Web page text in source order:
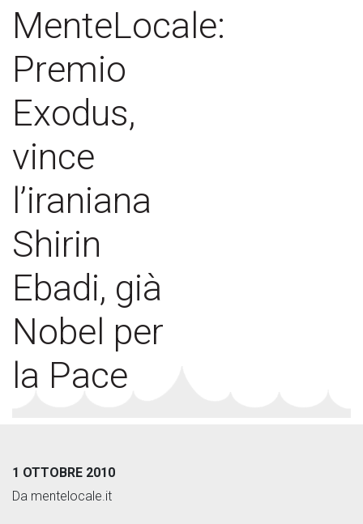
MenteLocale:
Premio
Exodus,
vince
l’iraniana
Shirin
Ebadi, già
Nobel per
la Pace
1 OTTOBRE 2010
Da mentelocale.it